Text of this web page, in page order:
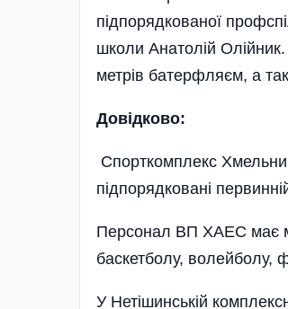
підпорядкованої
школи Анатолій
метрів батерфляєм, а
Довідково:
Спорткомплекс
підпорядковані
Персонал ВП ХАЕС має
баскетболу, волейболу,
У Нетішинській